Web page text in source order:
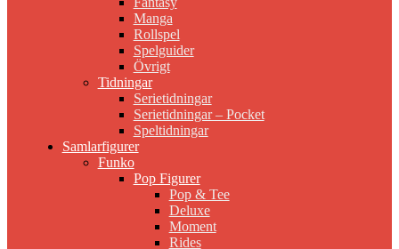
Manga
Rollspel
Spelguider
Övrigt
Tidningar
Serietidningar
Serietidningar – Pocket
Speltidningar
Samlarfigurer
Funko
Pop Figurer
Pop & Tee
Deluxe
Moment
Rides